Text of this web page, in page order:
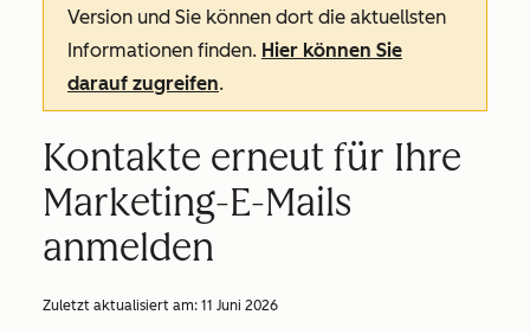
Version und Sie können dort die aktuellsten
Informationen finden. Hier können Sie
darauf zugreifen.
Kontakte erneut für Ihre
Marketing-E-Mails
anmelden
Zuletzt aktualisiert am: 11 Juni 2026